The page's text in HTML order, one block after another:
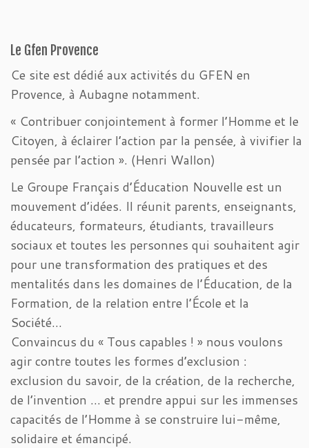
Le Gfen Provence
Ce site est dédié aux activités du GFEN en
Provence, à Aubagne notamment.
« Contribuer conjointement à former l’Homme et le
Citoyen, à éclairer l’action par la pensée, à vivifier la
pensée par l’action ». (Henri Wallon)
Le Groupe Français d’Éducation Nouvelle est un
mouvement d’idées. Il réunit parents, enseignants,
éducateurs, formateurs, étudiants, travailleurs
sociaux et toutes les personnes qui souhaitent agir
pour une transformation des pratiques et des
mentalités dans les domaines de l’Éducation, de la
Formation, de la relation entre l’École et la
Société…
Convaincus du « Tous capables ! » nous voulons
agir contre toutes les formes d’exclusion :
exclusion du savoir, de la création, de la recherche,
de l’invention … et prendre appui sur les immenses
capacités de l’Homme à se construire lui-même,
solidaire et émancipé.